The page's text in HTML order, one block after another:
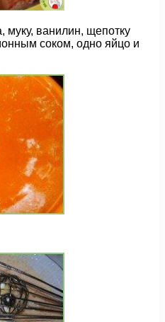
ванилин, щепотку
соком, одно яйцо и